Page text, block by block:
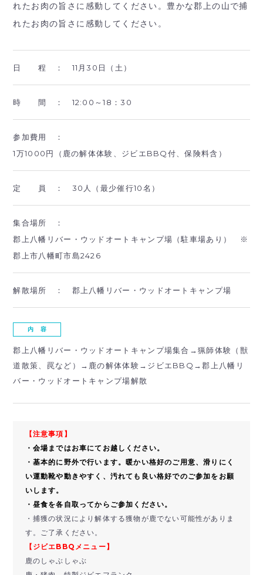
れたお肉の旨さに感動してください。豊かな郡上の山で捕
れたお肉の旨さに感動してください。
日 程 ： 11月30日（土）
時 間 ： 12:00～18：30
参加費用 ：
1万1000円（鹿の解体体験、ジビエBBQ付、保険料含）
定 員 ： 30人（最少催行10名）
集合場所 ：
郡上八幡リバー・ウッドオートキャンプ場（駐車場あり） ※
郡上市八幡町市島2426
解散場所 ： 郡上八幡リバー・ウッドオートキャンプ場
内 容
郡上八幡リバー・ウッドオートキャンプ場集合→猟師体験（獣
道散策、罠など）→鹿の解体体験→ジビエBBQ→郡上八幡リ
バー・ウッドオートキャンプ場解散
【注意事項】
・会場まではお車にてお越しください。
・基本的に野外で行います。暖かい格好のご用意、滑りにく
い運動靴や動きやすく、汚れても良い格好でのご参加をお願
いします。
・昼食を各自取ってからご参加ください。
・捕獲の状況により解体する獲物が鹿でない可能性がありま
す。ご了承ください。
【ジビエBBQメニュー】
鹿のしゃぶしゃぶ